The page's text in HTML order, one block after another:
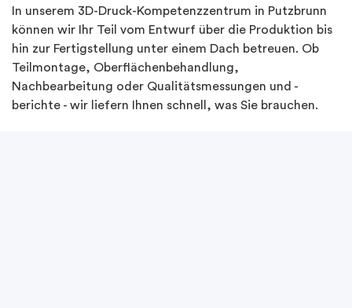
In unserem 3D-Druck-Kompetenzzentrum in Putzbrunn
können wir Ihr Teil vom Entwurf über die Produktion bis
hin zur Fertigstellung unter einem Dach betreuen. Ob
Teilmontage, Oberflächenbehandlung,
Nachbearbeitung oder Qualitätsmessungen und -
berichte - wir liefern Ihnen schnell, was Sie brauchen.